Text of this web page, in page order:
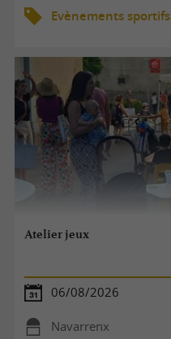
Evènements sportifs
Atelier jeux
06/08/2026
Navarrenx